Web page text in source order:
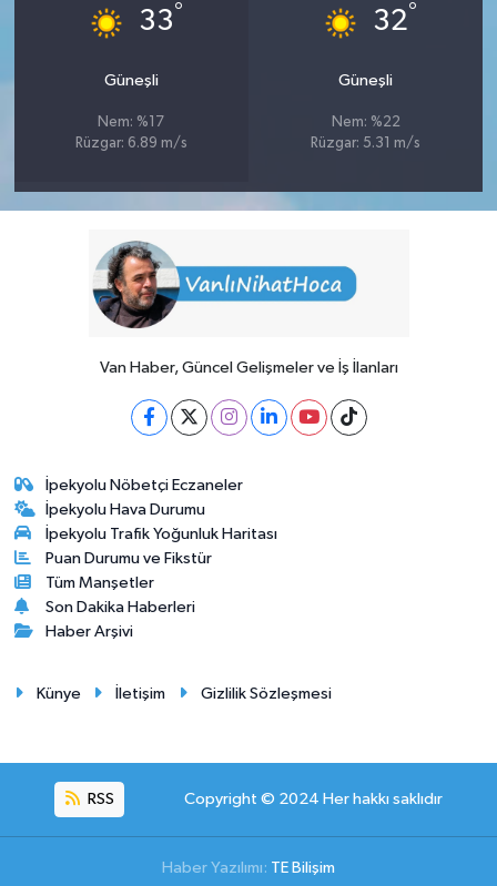
33°
Güneşli
Nem: %17
Rüzgar: 6.89 m/s
32°
Güneşli
Nem: %22
Rüzgar: 5.31 m/s
Van Haber, Güncel Gelişmeler ve İş İlanları
İpekyolu Nöbetçi Eczaneler
İpekyolu Hava Durumu
İpekyolu Trafik Yoğunluk Haritası
Puan Durumu ve Fikstür
Tüm Manşetler
Son Dakika Haberleri
Haber Arşivi
Künye İletişim Gizlilik Sözleşmesi
RSS Copyright © 2024 Her hakkı saklıdır
Haber Yazılımı: TE Bilişim